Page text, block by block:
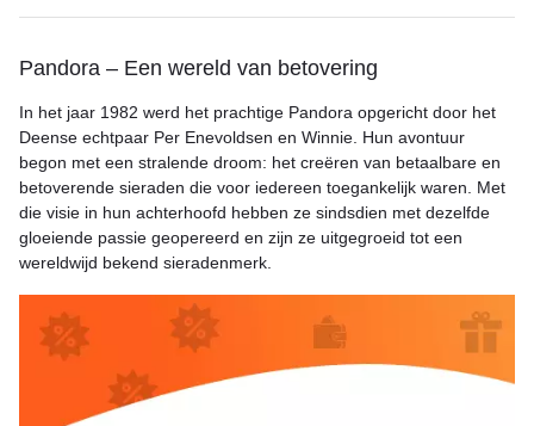
Pandora – Een wereld van betovering
In het jaar 1982 werd het prachtige Pandora opgericht door het
Deense echtpaar Per Enevoldsen en Winnie. Hun avontuur
begon met een stralende droom: het creëren van betaalbare en
betoverende sieraden die voor iedereen toegankelijk waren. Met
die visie in hun achterhoofd hebben ze sindsdien met dezelfde
gloeiende passie geopereerd en zijn ze uitgegroeid tot een
wereldwijd bekend sieradenmerk.